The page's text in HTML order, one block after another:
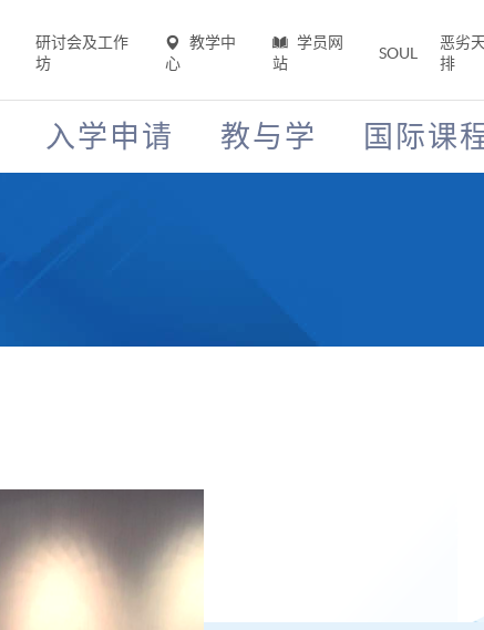
研讨会及工作
坊
教学中
心
学员网
站
SOUL
恶劣
排
入学申请 教与学 国际课